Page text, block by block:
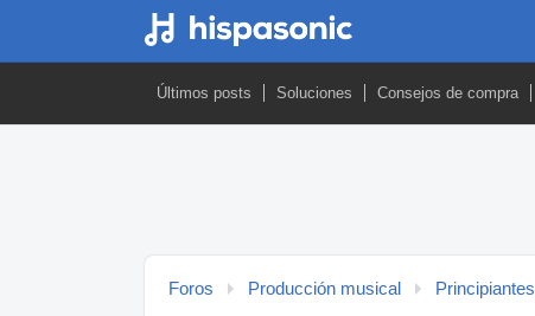
Últimos posts Soluciones Consejos de compra
Foros Producción musical Principiantes